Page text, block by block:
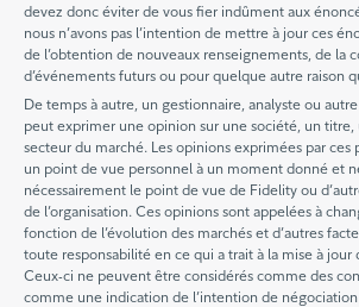
devez donc éviter de vous fier indûment aux
nous n’avons pas l’intention de mettre à jour ces
de l’obtention de nouveaux renseignements, de la
d’événements futurs ou pour quelque autre raison
De temps à autre, un gestionnaire, analyste ou
peut exprimer une opinion sur une société, un titre,
secteur du marché. Les opinions exprimées par ces
un point de vue personnel à un moment donné et
nécessairement le point de vue de Fidelity ou
de l’organisation. Ces opinions sont appelées à
fonction de l’évolution des marchés et d’autres
toute responsabilité en ce qui a trait à la mise à jour
Ceux-ci ne peuvent être considérés comme des
comme une indication de l’intention de